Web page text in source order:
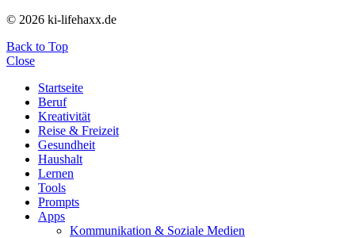
© 2026 ki-lifehaxx.de
Back to Top
Close
Startseite
Beruf
Kreativität
Reise & Freizeit
Gesundheit
Haushalt
Lernen
Tools
Prompts
Apps
Kommunikation & Soziale Medien